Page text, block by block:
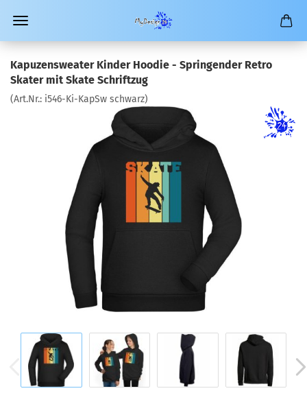
Kapuzensweater Kinder Hoodie - Springender Retro
Skater mit Skate Schriftzug
(Art.Nr.: i546-Ki-KapSw schwarz)